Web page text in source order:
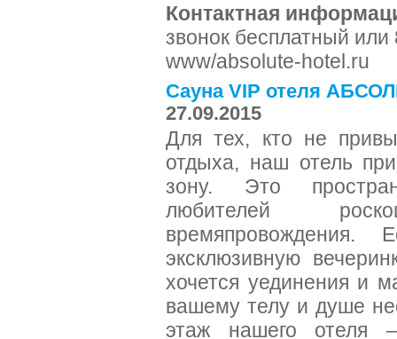
Контактная
звонок бесплатный
www/absolute-hotel.ru
Сауна VIP отеля
27.09.2015
Для тех, кто не
отдыха, наш отель
зону. Это
любителей
эксклюзивную
хочется уединения и
вашему телу и душе
этаж нашего отеля